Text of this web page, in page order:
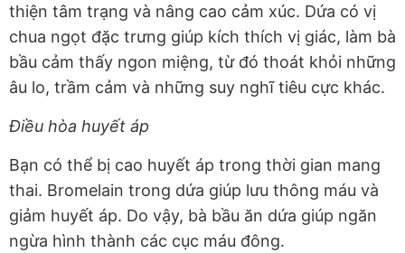
thiện tâm trạng và nâng cao cảm xúc. Dứa có vị
chua ngọt đặc trưng giúp kích thích vị giác, làm bà
bầu cảm thấy ngon miệng, từ đó thoát khỏi những
âu lo, trầm cảm và những suy nghĩ tiêu cực khác.
Điều hòa huyết áp
Bạn có thể bị cao huyết áp trong thời gian mang
thai. Bromelain trong dứa giúp lưu thông máu và
giảm huyết áp. Do vậy, bà bầu ăn dứa giúp ngăn
ngừa hình thành các cục máu đông.